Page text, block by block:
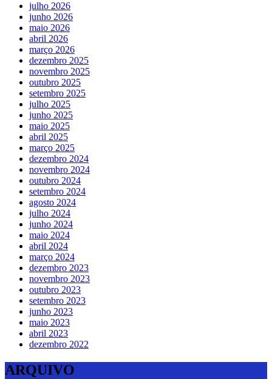
julho 2026
junho 2026
maio 2026
abril 2026
março 2026
dezembro 2025
novembro 2025
outubro 2025
setembro 2025
julho 2025
junho 2025
maio 2025
abril 2025
março 2025
dezembro 2024
novembro 2024
outubro 2024
setembro 2024
agosto 2024
julho 2024
junho 2024
maio 2024
abril 2024
março 2024
dezembro 2023
novembro 2023
outubro 2023
setembro 2023
junho 2023
maio 2023
abril 2023
dezembro 2022
ARQUIVO